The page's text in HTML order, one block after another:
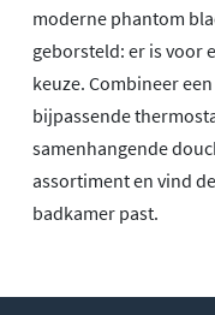
moderne phantom
geborsteld: er is voor
keuze. Combineer
bijpassende
samenhangende
assortiment en vind
badkamer past.